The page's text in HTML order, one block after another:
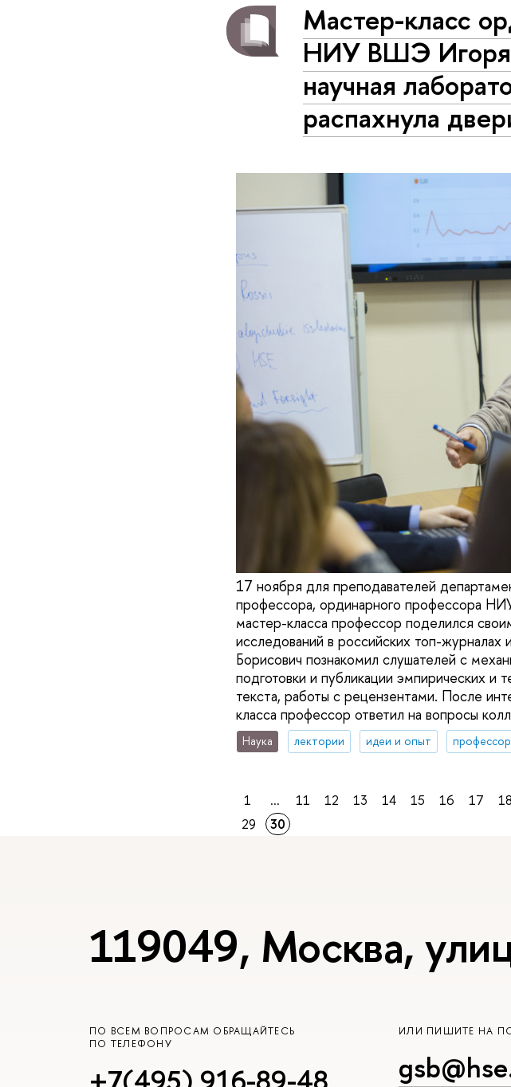
Мастер-класс
НИУ ВШЭ Игоря
научная
распахнула
17 ноября для преподавателей
профессора, ординарного профессора
мастер-класса профессор поделился
исследований в российских топ-
Борисович познакомил слушателей с
подготовки и публикации эмпирических и
текста, работы с рецензентами. После
класса профессор ответил на вопросы
Наука лектории идеи и опыт
1 ... 11 12 13 14 15 16 17 18
29
30
119049, Москва,
ПО ВСЕМ ВОПРОСАМ ОБРАЩАЙТЕСЬ
ПО ТЕЛЕФОНУ
ИЛИ ПИШИТЕ НА